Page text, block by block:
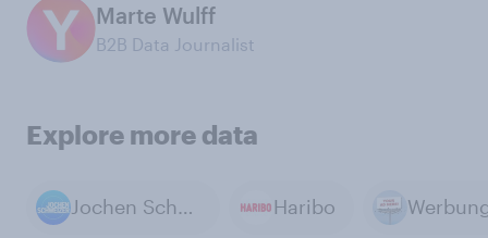
Marte Wulff
B2B Data Journalist
Explore more data
Jochen Schweizer Haribo